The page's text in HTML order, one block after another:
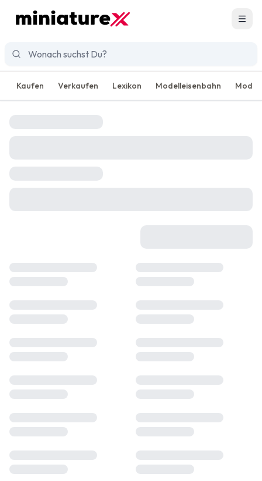
Menü
Kaufen Verkaufen Lexikon Modelleisenbahn